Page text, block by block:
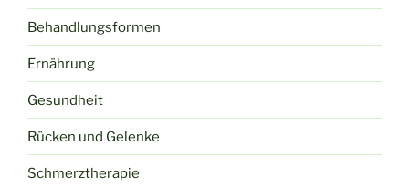
Behandlungsformen
Ernährung
Gesundheit
Rücken und Gelenke
Schmerztherapie